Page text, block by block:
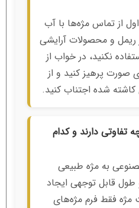
۴۸ ساعت اول از تماس مژه‌ها با آب
ریمل و محصولات آرایشی
نکنید، در خواب از
صورت پرهیز کنید و از
شده اجتناب کنید.
دارند و کدام
به مژه طبیعی
قابل توجهی ایجاد
مژه فقط فرم مژه‌های